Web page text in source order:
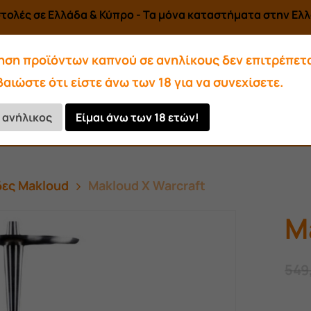
σε Ελλάδα & Κύπρο - Τα μόνα καταστήματα στην
Αρωματικά-Υγρά Κάρβουνα
Makloud Makloud X Warcraft
προϊόντων καπνού σε ανηλίκους δεν
ότι είστε άνω των 18 για να συνεχίσετε.
ανήλικος Είμαι άνω των 18 ετών!